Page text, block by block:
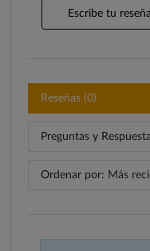
Escribe tu reseña
Reseñas (0)
Preguntas y
Ordenar por: Más